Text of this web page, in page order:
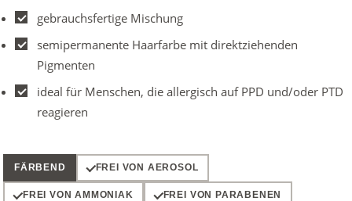
gebrauchsfertige Mischung
semipermanente Haarfarbe mit direktziehenden
Pigmenten
ideal für Menschen, die allergisch auf PPD und/oder PTD
reagieren
FÄRBEND FREI VON AEROSOL
FREI VON AMMONIAK FREI VON PARABENEN